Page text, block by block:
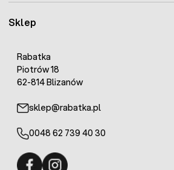
Sklep
Rabatka
Piotrów 18
62-814 Blizanów
sklep@rabatka.pl
0048 62 739 40 30